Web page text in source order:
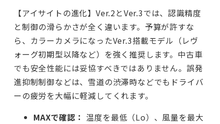
【アイサイトの進化】Ver.2とVer.3では、認識精度
と制御の滑らかさが全く違います。予算が許すな
ら、カラーカメラになったVer.3搭載モデル（レヴ
ォーグ初期型以降など）を強く推奨します。中古車
でも安全性能には妥協すべきではありません。誤発
進抑制制御などは、雪道の渋滞時などでもドライバ
ーの疲労を大幅に軽減してくれます。
MAXで確認： 温度を最低（Lo）、風量を最大